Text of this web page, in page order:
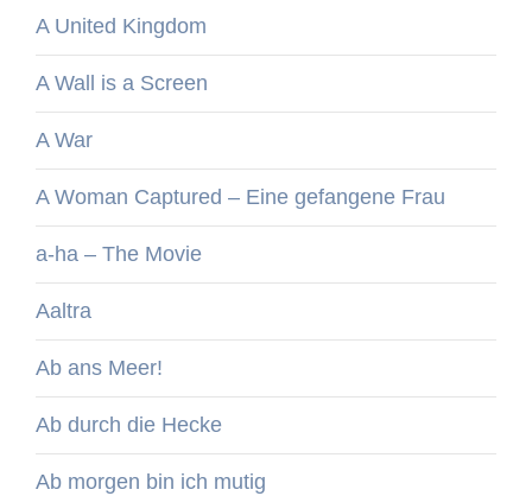
A United Kingdom
A Wall is a Screen
A War
A Woman Captured – Eine gefangene Frau
a-ha – The Movie
Aaltra
Ab ans Meer!
Ab durch die Hecke
Ab morgen bin ich mutig